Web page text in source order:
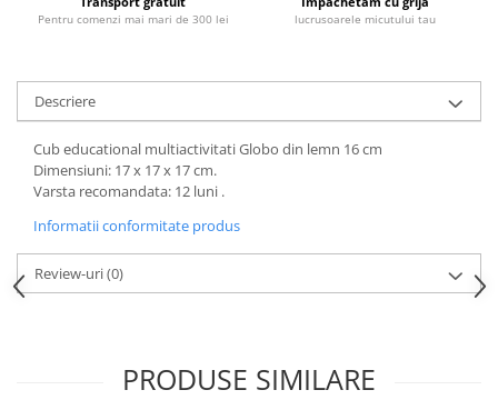
Pentru comenzi mai mari de 300 lei lucrusoarele micutului tau
Descriere
Cub educational multiactivitati Globo din lemn 16 cm
Dimensiuni: 17 x 17 x 17 cm.
Varsta recomandata: 12 luni .
Informatii conformitate produs
Review-uri(0)
PRODUSE SIMILARE